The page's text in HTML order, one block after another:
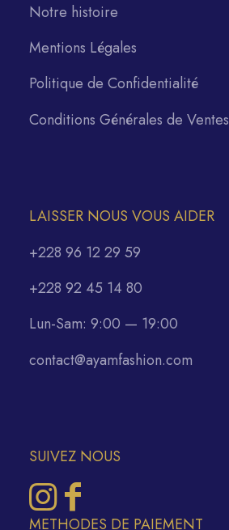
Notre histoire
Mentions Légales
Politique de Confidentialité
Conditions Générales de Ventes
LAISSER NOUS VOUS AIDER
+228 96 12 29 59
+228 92 45 14 80
Lun-Sam: 9:00 — 19:00
contact@ayamfashion.com
SUIVEZ NOUS
METHODES DE PAIEMENT